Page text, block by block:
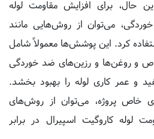
خوردگی، می‌توان از روش‌هایی مانند
کرد. این پوشش‌ها معمولاً شامل
و روغن‌ها و رزین‌های ضد خوردگی
و عمر کاری لوله را بهبود بخشد.
خاص پروژه، می‌توان از روش‌های
لوله کاروگیت اسپیرال در برابر